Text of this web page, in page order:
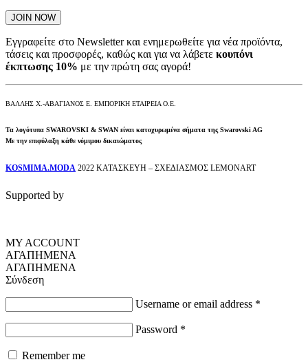
Εγγραφείτε στο Newsletter και ενημερωθείτε για νέα προϊόντα,
τάσεις και προσφορές, καθώς και για να λάβετε κουπόνι
έκπτωσης 10% με την πρώτη σας αγορά!
ΒΑΛΛΗΣ Χ.-ΑΒΑΓΙΑΝΟΣ Ε. ΕΜΠΟΡΙΚΗ ΕΤΑΙΡΕΙΑ Ο.Ε.
Τα λογότυπα SWAROVSKI & SWAN είναι κατοχυρωμένα σήματα της Swarovski AG
Με την επιφύλαξη κάθε νόμιμου δικαιώματος
KOSMIMA.MODA 2022 ΚΑΤΑΣΚΕΥΗ – ΣΧΕΔΙΑΣΜΟΣ LEMONART
Supported by
MY ACCOUNT
ΑΓΑΠΗΜΕΝΑ
ΑΓΑΠΗΜΕΝΑ
Σύνδεση
Username or email address *
Password *
Remember me